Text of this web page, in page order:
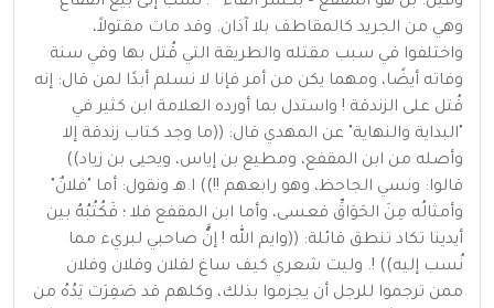
وهي من الجريد كالمقاطف بلا آذان. وقد مات مقتولاً،
واختلفوا في سبب مقتله والطريقة التي قُتل بها وفي سنة
وفاته أيضًا، ومهما يكن من أمر فإنا لا نسلم أبدًا لمن قال: إنه
قُتل على الزندقة ! واستدل بما أورده العلامة ابن كثير في
"البداية والنهاية" عن المهدي قال: ((ما وجد كتاب زندقة إلا
وأصله من ابن المقفع، ومطيع بن إياس، ويحيى بن زياد))
قالوا: ونسي الجاحظ، وهو رابعهم !!)) ا.هـ ونقول: أما "فلانٌ"
وأمثالُه مِنَ الحَوَاقِّ فعسى، وأما ابن المقفع فلا ؛ فَكُتُبُهُ بين
أيدينا تكاد تنطق قائلة: ((وايم الله ! إنَّّ صاحبي لبريء مما
نُسب إليه)) !. وليت شعري كيف ساغ لفلان وفلان وفلان
ممن ترجموا للرجل أن يجزموا بذلك، وكلهم قد صَفِرَت يَدُهُ من